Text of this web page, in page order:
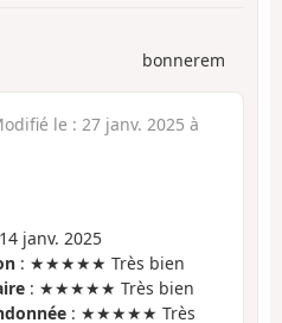
bonnerem
le : 27 janv. 2025 à
janv. 2025
: ★★★★★ Très bien
: ★★★★★ Très bien
: ★★★★★ Très